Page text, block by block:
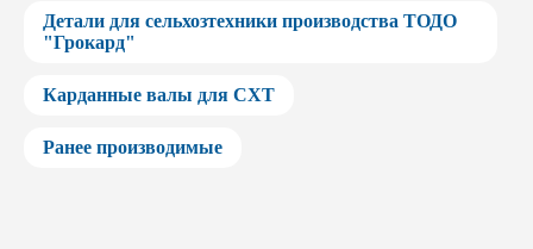
Детали для сельхозтехники производства ТОДО
"Грокард"
Карданные валы для СХТ
Ранее производимые